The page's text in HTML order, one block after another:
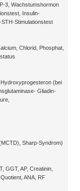
3, Wachstumshormon
Insulin-
Stimulationstest
Chlorid, Phosphat,
(bei
Gliadin-
Sharp-Syndrom)
GGT, AP, Creatinin,
ANA, RF